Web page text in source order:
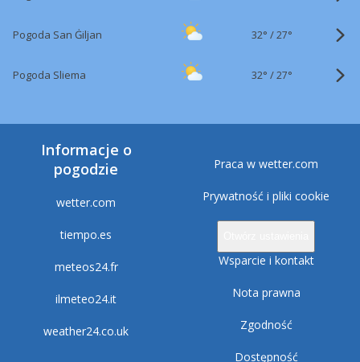
Pogoda San Ġiljan 32° /27°
Pogoda Sliema 32° /27°
Informacje o
pogodzie
wetter.com
tiempo.es
meteos24.fr
ilmeteo24.it
weather24.co.uk
Praca w wetter.com
Prywatność i pliki cookie
Wsparcie i kontakt
Nota prawna
Zgodność
Dostępność